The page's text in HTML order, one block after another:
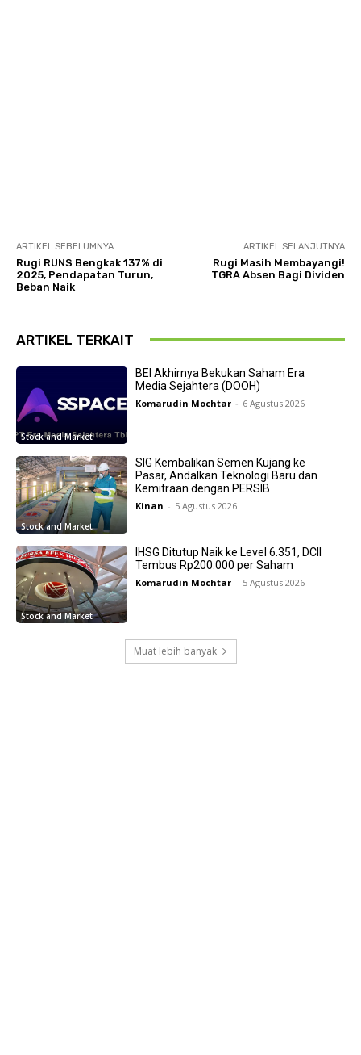
ARTIKEL SEBELUMNYA
Rugi RUNS Bengkak 137% di
2025, Pendapatan Turun,
Beban Naik
ARTIKEL SELANJUTNYA
Rugi Masih Membayangi!
TGRA Absen Bagi Dividen
ARTIKEL TERKAIT
Stock and Market
BEI Akhirnya Bekukan Saham Era
Media Sejahtera (DOOH)
Komarudin Mochtar - 6 Agustus 2026
Stock and Market
SIG Kembalikan Semen Kujang ke
Pasar, Andalkan Teknologi Baru dan
Kemitraan dengan PERSIB
Kinan - 5 Agustus 2026
Stock and Market
IHSG Ditutup Naik ke Level 6.351, DCII
Tembus Rp200.000 per Saham
Komarudin Mochtar - 5 Agustus 2026
Muat lebih banyak